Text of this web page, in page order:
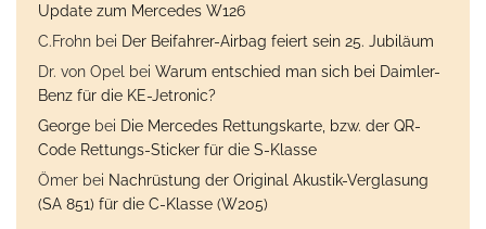
Update zum Mercedes W126
C.Frohn bei Der Beifahrer-Airbag feiert sein 25. Jubiläum
Dr. von Opel
bei Warum entschied man sich bei Daimler-
Benz für die KE-Jetronic?
George bei Die Mercedes Rettungskarte, bzw. der QR-
Code Rettungs-Sticker für die S-Klasse
Ömer bei Nachrüstung der Original Akustik-Verglasung
(SA 851) für die C-Klasse (W205)